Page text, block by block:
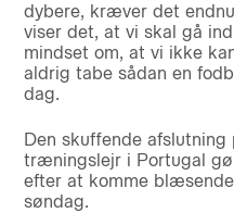
dybere, kræver det
viser det, at vi skal gå
mindset om, at vi ikke
aldrig tabe sådan en
dag.
Den skuffende
træningslejr i Portugal
efter at komme
søndag.